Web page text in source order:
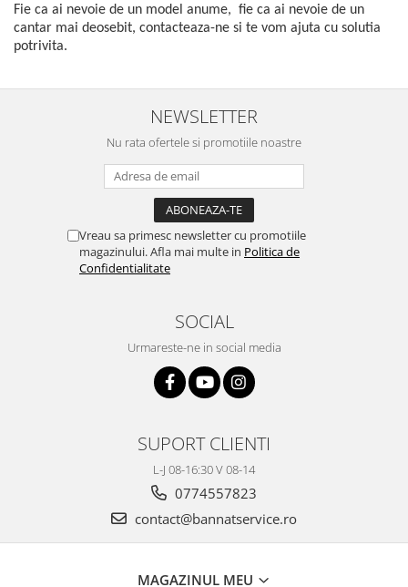
Fie ca ai nevoie de un model anume, fie ca ai nevoie de un
cantar mai deosebit, contacteaza-ne si te vom ajuta cu solutia
potrivita.
NEWSLETTER
Nu rata ofertele si promotiile noastre
Vreau sa primesc newsletter cu promotiile
magazinului. Afla mai multe in Politica de
Confidentialitate
SOCIAL
Urmareste-ne in social media
SUPORT CLIENTI
L-J 08-16:30 V 08-14
0774557823
contact@bannatservice.ro
MAGAZINUL MEU